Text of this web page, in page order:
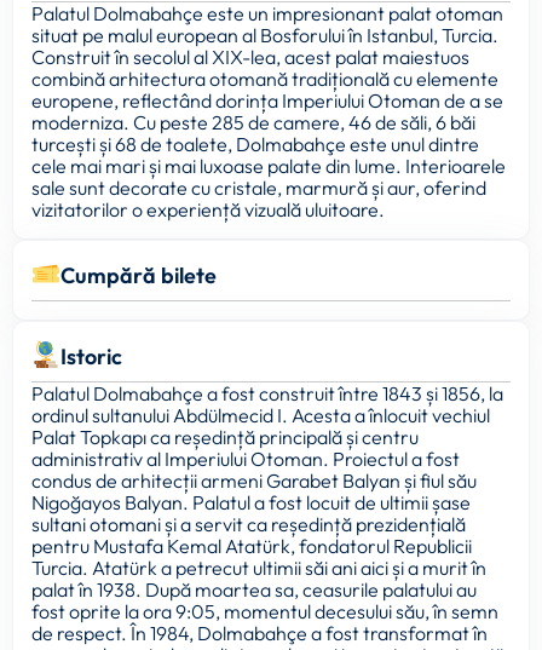
Palatul Dolmabahçe este un impresionant palat otoman
situat pe malul european al Bosforului în Istanbul, Turcia.
Construit în secolul al XIX-lea, acest palat maiestuos
combină arhitectura otomană tradițională cu elemente
europene, reflectând dorința Imperiului Otoman de a se
moderniza. Cu peste 285 de camere, 46 de săli, 6 băi
turcești și 68 de toalete, Dolmabahçe este unul dintre
cele mai mari și mai luxoase palate din lume. Interioarele
sale sunt decorate cu cristale, marmură și aur, oferind
vizitatorilor o experiență vizuală uluitoare.
Cumpără bilete
Istoric
Palatul Dolmabahçe a fost construit între 1843 și 1856, la
ordinul sultanului Abdülmecid I. Acesta a înlocuit vechiul
Palat Topkapı ca reședință principală și centru
administrativ al Imperiului Otoman. Proiectul a fost
condus de arhitecții armeni Garabet Balyan și fiul său
Nigoğayos Balyan. Palatul a fost locuit de ultimii șase
sultani otomani și a servit ca reședință prezidențială
pentru Mustafa Kemal Atatürk, fondatorul Republicii
Turcia. Atatürk a petrecut ultimii săi ani aici și a murit în
palat în 1938. După moartea sa, ceasurile palatului au
fost oprite la ora 9:05, momentul decesului său, în semn
de respect. În 1984, Dolmabahçe a fost transformat în